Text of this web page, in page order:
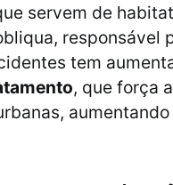
servem de
responsável
tem
, que força